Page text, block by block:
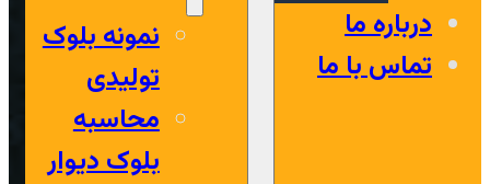
درباره ما
تماس با ما
نمونه بلوک
تولیدی
محاسبه
بلوک دیوار